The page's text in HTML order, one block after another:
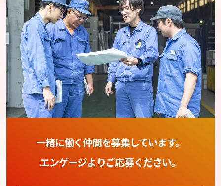
一緒に働く仲間を募集しています。
エンゲージよりご応募ください。